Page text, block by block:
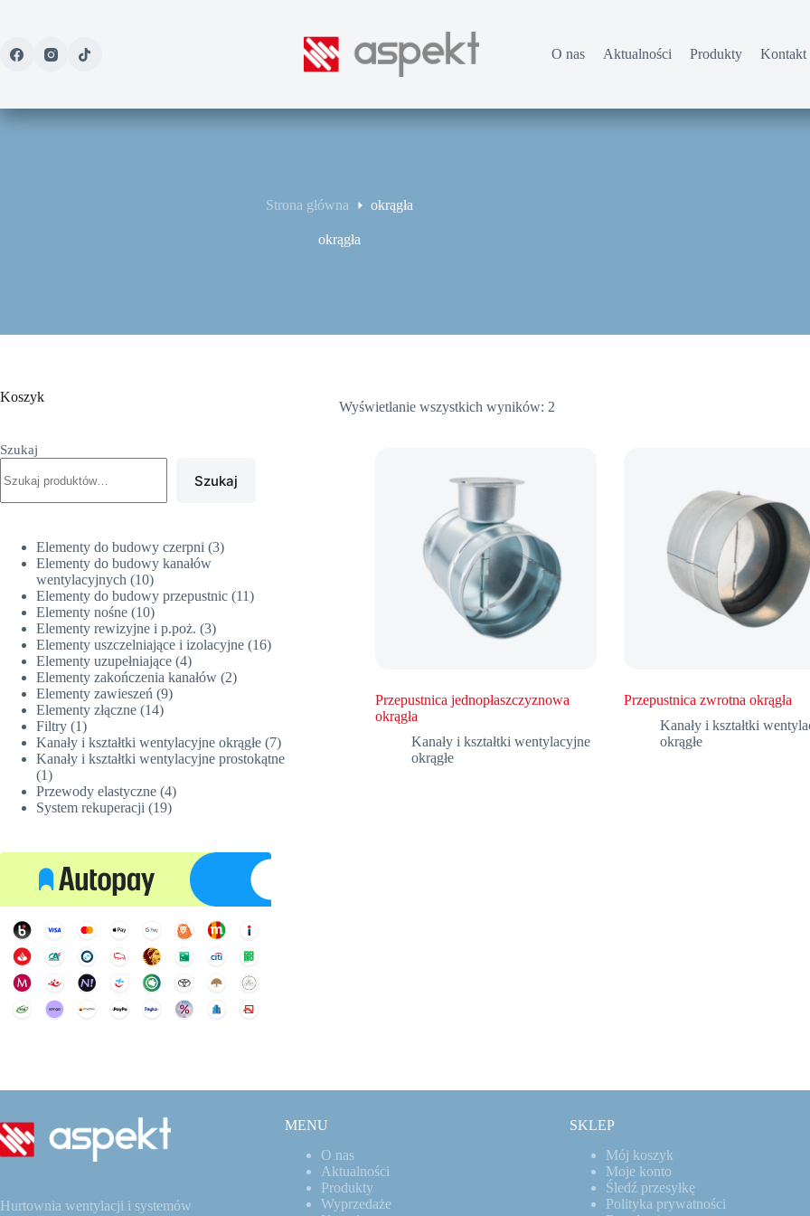
O nas
Aktualności Produkty Kontakt
Strona główna okrągła
okrągła
Wyświetlanie wszystkich wyników: 2
Przepustnica jednopłaszczyznowa
okrągła
Kanały i kształtki wentylacyjne
okrągłe
Przepustnica zwrotna okrągła
Kanały i kształtki
okrągłe
Koszyk
Szukaj
Szukaj
Elementy do budowy czerpni 33
Elementy do budowy kanałów
wentylacyjnych
1010
produktów
Elementy do budowy przepustnic 1111
Elementy nośne 1010
produktów
Elementy rewizyjne i p.poż. 33
produkty
Elementy uszczelniające i izolacyjne 1616
Elementy uzupełniające 44
produkty
Elementy zakończenia kanałów 22
Elementy zawieszeń 99
Elementy złączne 1414
Filtry 11
produkt
Kanały i kształtki wentylacyjne okrągłe 77
produktów
Kanały i kształtki wentylacyjne prostokątne
11
produkt
Przewody elastyczne 44
produkty
System rekuperacji 1919
Hurtownia wentylacji i systemów
MENU
O nas
Aktualności
Produkty
Wyprzedaże
SKLEP
Mój koszyk
Moje konto
Śledź przesyłkę
Polityka prywatności